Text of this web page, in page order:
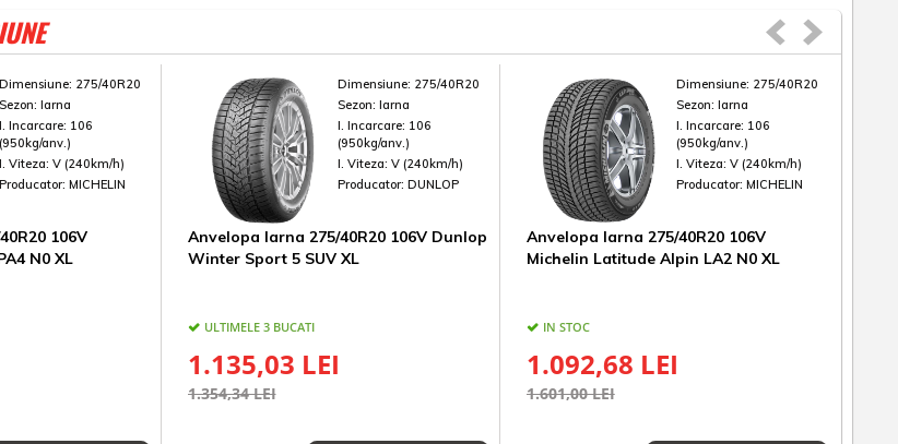
Dimensiune: 275/40R20
Sezon: Iarna
I. Incarcare: 106
(950kg/anv.)
I. Viteza: V (240km/h)
Producator: MICHELIN
106V
N0 XL
Dimensiune: 275/40R20
Sezon:Iarna
I. Incarcare: 106
(950kg/anv.)
I. Viteza:V (240km/h)
Producator:DUNLOP
Anvelopa Iarna 275/40R20 106V Dunlop
Winter Sport 5 SUV XL
ULTIMELE 3 BUCATI
1.135,03 LEI
1.354,34 LEI
Dimensiune: 275/40R20
Sezon:Iarna
I. Incarcare: 106
(950kg/anv.)
I. Viteza:V (240km/h)
Producator:MICHELIN
Anvelopa Iarna 275/40R20 106V
Michelin Latitude Alpin LA2 N0 XL
IN STOC
1.092,68 LEI
1.601,00 LEI